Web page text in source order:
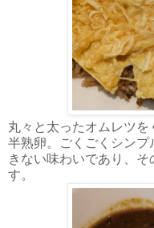
丸々と太ったオムレツ
半熟卵。ごくごくシン
きない味わいであり、
す。